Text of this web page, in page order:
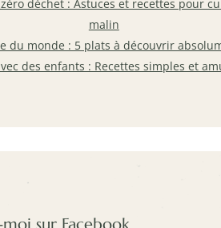
déchet : Astuces et recettes pour
malin
du monde : 5 plats à découvrir
des enfants : Recettes simples et